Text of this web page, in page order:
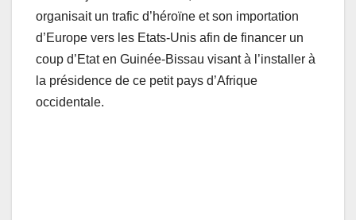
organisait un trafic d’héroïne et son importation
d’Europe vers les Etats-Unis afin de financer un
coup d’Etat en Guinée-Bissau visant à l’installer à
la présidence de ce petit pays d’Afrique
occidentale.